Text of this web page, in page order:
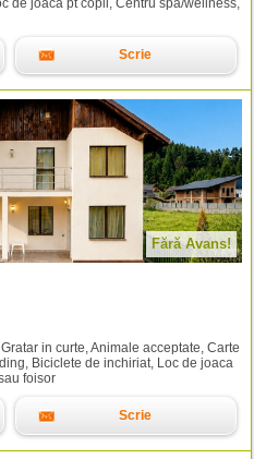
Scrie
Fără Avans!
in curte, Animale acceptate, Carte
Biciclete de inchiriat, Loc de joaca
foisor
Scrie